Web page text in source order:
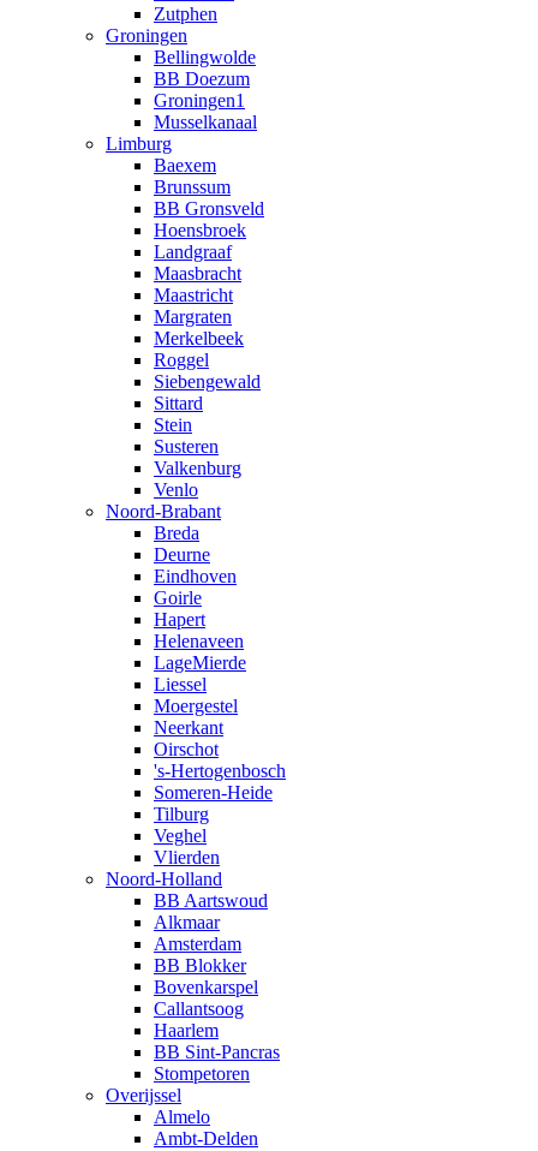
Zutphen
Groningen
Bellingwolde
BB Doezum
Groningen1
Musselkanaal
Limburg
Baexem
Brunssum
BB Gronsveld
Hoensbroek
Landgraaf
Maasbracht
Maastricht
Margraten
Merkelbeek
Roggel
Siebengewald
Sittard
Stein
Susteren
Valkenburg
Venlo
Noord-Brabant
Breda
Deurne
Eindhoven
Goirle
Hapert
Helenaveen
LageMierde
Liessel
Moergestel
Neerkant
Oirschot
's-Hertogenbosch
Someren-Heide
Tilburg
Veghel
Vlierden
Noord-Holland
BB Aartswoud
Alkmaar
Amsterdam
BB Blokker
Bovenkarspel
Callantsoog
Haarlem
BB Sint-Pancras
Stompetoren
Overijssel
Almelo
Ambt-Delden